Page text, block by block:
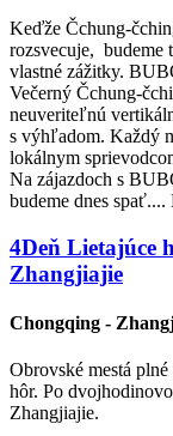
Keďže Čchung-
rozsvecuje, budeme
vlastné zážitky.
Večerný Čchung-
neuveriteľnú
s výhľadom. Každý
lokálnym
Na zájazdoch s
budeme dnes
4Deň Lietajúce
Zhangjiajie
Chongqing -
Obrovské mestá
hôr. Po
Zhangjiajie.